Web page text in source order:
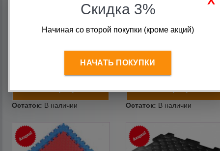
ласточкин хвост 1х1 м, 20
ласточкин хвост 1х1 м, 20
Скидка 3%
Начиная со второй покупки (кроме акций)
НАЧАТЬ ПОКУПКИ